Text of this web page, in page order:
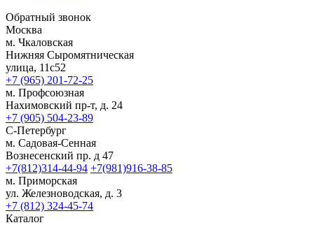
Обратный звонок
Москва
м. Чкаловская
Нижняя Сыромятническая
улица, 11с52
+7 (965) 201-72-25
м. Профсоюзная
Нахимовский пр-т, д. 24
+7 (905) 504-23-89
С-Петербург
м. Садовая-Сенная
Вознесенский пр. д 47
+7(812)314-44-94 +7(981)916-38-85
м. Приморская
ул. Железноводская, д. 3
+7 (812) 324-45-74
Каталог